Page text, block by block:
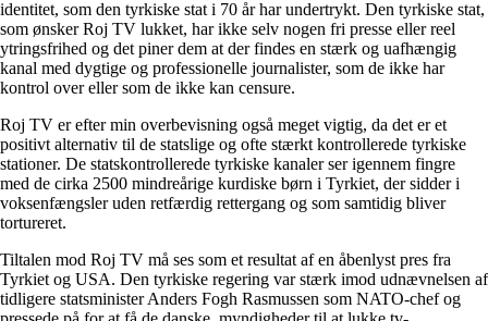
identitet, som den tyrkiske stat i 70 år har undertrykt. Den tyrkiske stat,
som ønsker Roj TV lukket, har ikke selv nogen fri presse eller reel
ytringsfrihed og det piner dem at der findes en stærk og uafhængig
kanal med dygtige og professionelle journalister, som de ikke har
kontrol over eller som de ikke kan censure.
Roj TV er efter min overbevisning også meget vigtig, da det er et
positivt alternativ til de statslige og ofte stærkt kontrollerede tyrkiske
stationer. De statskontrollerede tyrkiske kanaler ser igennem fingre
med de cirka 2500 mindreårige kurdiske børn i Tyrkiet, der sidder i
voksenfængsler uden retfærdig rettergang og som samtidig bliver
tortureret.
Tiltalen mod Roj TV må ses som et resultat af en åbenlyst pres fra
Tyrkiet og USA. Den tyrkiske regering var stærk imod udnævnelsen af
tidligere statsminister Anders Fogh Rasmussen som NATO-chef og